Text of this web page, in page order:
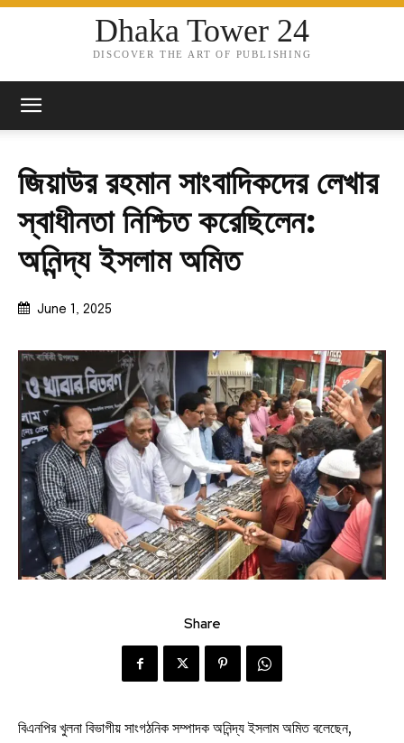
Dhaka Tower 24
DISCOVER THE ART OF PUBLISHING
জিয়াউর রহমান সাংবাদিকদের লেখার
স্বাধীনতা নিশ্চিত করেছিলেন:
অনিন্দ্য ইসলাম অমিত
June 1, 2025
Share
বিএনপির খুলনা বিভাগীয় সাংগঠনিক সম্পাদক অনিন্দ্য ইসলাম অমিত বলেছেন,